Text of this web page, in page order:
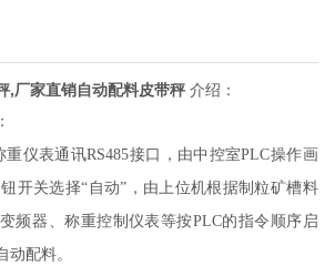
,厂家直销自动配料皮带秤 介绍：
过称重仪表通讯RS485接口，由中控室PLC操作画
开关选择“自动”，由上位机根据制粒矿槽料
频器、称重控制仪表等按PLC的指令顺序启
配料。